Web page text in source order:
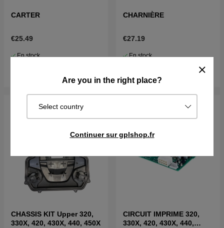
Are you in the right place?
Select country
Continuer sur gplshop.fr
CARTER
€25.49
En stock
CHARNIÈRE
€27.19
En stock
CHASSIS KIT Upper 320,
330X, 420, 430X, 440, 450X
CIRCUIT IMPRIME 320,
330X, 420, 430X, 440,